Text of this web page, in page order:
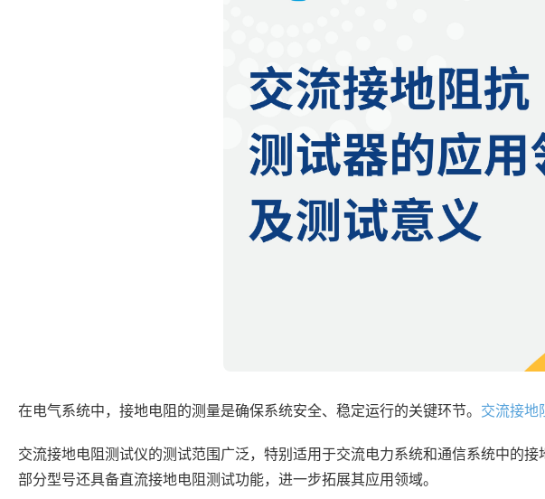
在电气系统中，接地电阻的测量是确保系统安全、稳定运行的关键环节。 交流接地
交流接地电阻测试仪的测试范围广泛，特别适用于交流电力系统和通信系统中的
部分型号还具备直流接地电阻测试功能，进一步拓展其应用领域。